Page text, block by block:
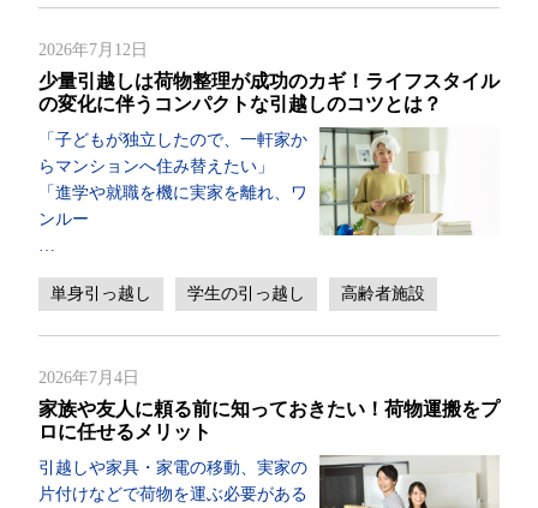
2026年7月12日
少量引越しは荷物整理が成功のカギ！ライフスタイル
の変化に伴うコンパクトな引越しのコツとは？
「子どもが独立したので、一軒家か
らマンションへ住み替えたい」
「進学や就職を機に実家を離れ、ワ
ンルー
単身引っ越し 学生の引っ越し 高齢者施設
2026年7月4日
家族や友人に頼る前に知っておきたい！荷物運搬をプ
ロに任せるメリット
引越しや家具・家電の移動、実家の
片付けなどで荷物を運ぶ必要がある